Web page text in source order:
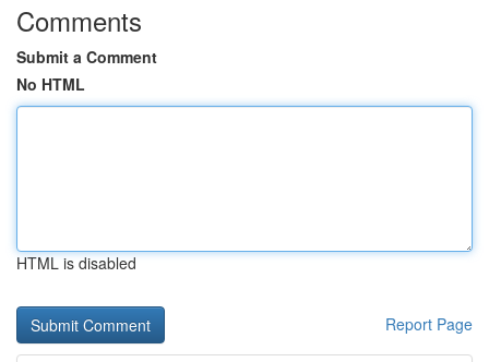
Comments
Submit a Comment
No HTML
HTML is disabled
Report Page